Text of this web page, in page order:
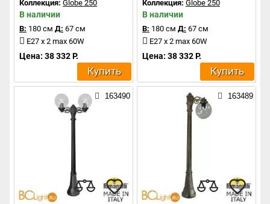
Коллекция: Globe 250
В наличии
В: 180 см Д: 67 см
E27 x 2 max 60W
Цена: 38 332 Р.
Купить
Коллекция: Globe 250
В наличии
В: 180 см Д: 67 см
E27 x 2 max 60W
Цена: 38 332 Р.
Купить
163490 163489